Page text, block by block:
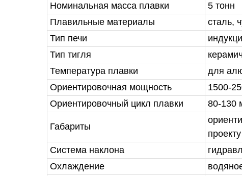
Номинальная масса плавки
5 тонн
Плавильные материалы
сталь,
Тип печи
Тип тигля
Температура плавки
для
Ориентировочная мощность
1500-
Ориентировочный цикл плавки
80-130
Габариты
проекту
Система наклона
Охлаждение